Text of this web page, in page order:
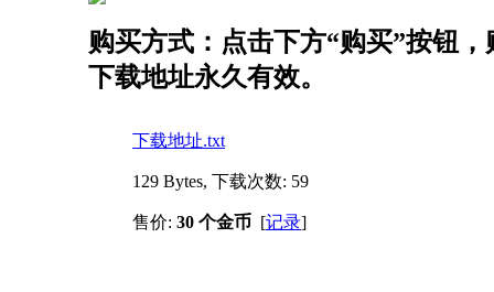
购买方式：点击下方“购买”按钮
下载地址永久有效。
下载地址.txt
129 Bytes, 下载次数: 59
售价: 30 个金币 [记录]